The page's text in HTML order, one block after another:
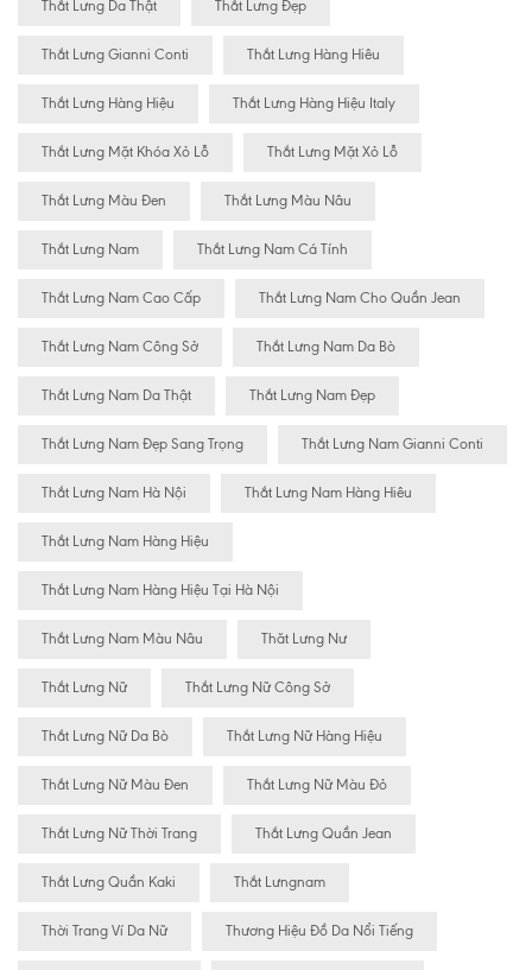
Thắt Lưng Da Thật Thắt Lưng Đẹp
Thắt Lưng Gianni Conti Thắt Lưng Hàng Hiêu
Thắt Lưng Hàng Hiệu Thắt Lưng Hàng Hiệu Italy
Thắt Lưng Mặt Khóa Xỏ Lỗ Thắt Lưng Mặt Xỏ Lỗ
Thắt Lưng Màu Đen Thắt Lưng Màu Nâu
Thắt Lưng Nam Thắt Lưng Nam Cá Tính
Thắt Lưng Nam Cao Cấp Thắt Lưng Nam Cho Quần Jean
Thắt Lưng Nam Công Sở Thắt Lưng Nam Da Bò
Thắt Lưng Nam Da Thật Thắt Lưng Nam Đẹp
Thắt Lưng Nam Đẹp Sang Trọng Thắt Lưng Nam Gianni Conti
Thắt Lưng Nam Hà Nội Thắt Lưng Nam Hàng Hiêu
Thắt Lưng Nam Hàng Hiệu
Thắt Lưng Nam Hàng Hiệu Tại Hà Nội
Thắt Lưng Nam Màu Nâu Thăt Lưng Nư
Thắt Lưng Nữ Thắt Lưng Nữ Công Sở
Thắt Lưng Nữ Da Bò Thắt Lưng Nữ Hàng Hiệu
Thắt Lưng Nữ Màu Đen Thắt Lưng Nữ Màu Đỏ
Thắt Lưng Nữ Thời Trang Thắt Lưng Quần Jean
Thắt Lưng Quần Kaki Thắt Lưngnam
Thời Trang Ví Da Nữ Thương Hiệu Đồ Da Nổi Tiếng